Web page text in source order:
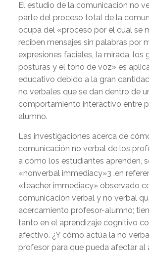
El estudio de la comunicación no
parte del proceso total de la
ocupa del «proceso por el cual se
reciben mensajes sin palabras por
expresiones faciales, la mirada, los
posturas y el tono de voz» es
educativo debido a la gran
no verbales que se dan dentro de
comportamiento interactivo entre
alumno.
Las investigaciones acerca de
comunicación no verbal de los
a cómo los estudiantes aprenden,
«nonverbal immediacy»3 .en
«teacher immediacy» observado
comunicación verbal y no verbal
acercamiento profesor-alumno;
tanto en el aprendizaje cognitivo
afectivo. ¿Y cómo actúa la no
profesor para que pueda afectar al